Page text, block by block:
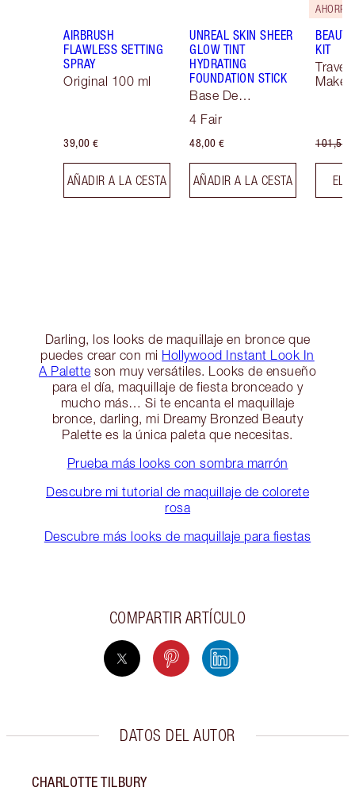
AIRBRUSH
FLAWLESS SETTING
SPRAY
Original 100 ml
39,00 €
AÑADIR A LA CESTA
UNREAL SKIN SHEER
GLOW TINT
HYDRATING
FOUNDATION STICK
Base De
Focus
4 Fair
48,00 €
AÑADIR A LA CESTA
KIT
Travel
101,50
Darling, los looks de maquillaje en bronce que
puedes crear con mi Hollywood Instant Look In
A Palette son muy versátiles. Looks de ensueño
para el día, maquillaje de fiesta bronceado y
mucho más… Si te encanta el maquillaje
bronce, darling, mi Dreamy Bronzed Beauty
Palette es la única paleta que necesitas.
Prueba más looks con sombra marrón
Descubre mi tutorial de maquillaje de colorete
rosa
Descubre más looks de maquillaje para fiestas
COMPARTIR ARTÍCULO
DATOS DEL AUTOR
CHARLOTTE TILBURY